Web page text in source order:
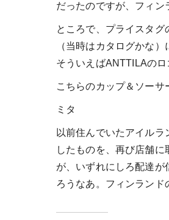
だったのですが、フィン
ところで、プライスタ
（当時はカタログかな
そういえばANTTILAのロ
こちらのカップ＆ソーサ
ミタ
以前住んでいたアイル
したものを、再び店舗
が、いずれにしろ配達
ろうなあ。フィンランド